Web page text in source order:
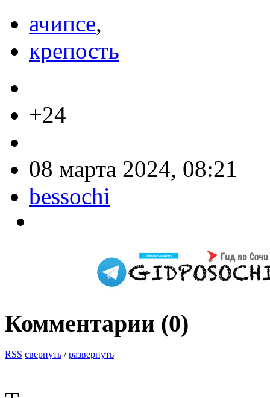
ачипсе,
крепость
+24
08 марта 2024, 08:21
bessochi
Комментарии (0)
RSS свернуть /развернуть